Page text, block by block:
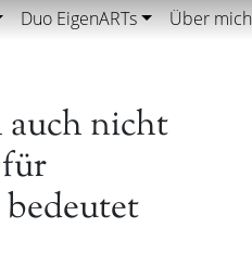
Duo EigenARTs Über mich
auch nicht